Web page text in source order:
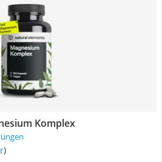
Komplex
)